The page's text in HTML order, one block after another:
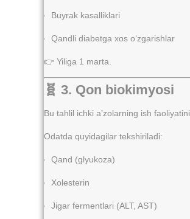
Buyrak kasalliklari
Qandli diabetga xos o‘zgarishlar
👉 Yiliga 1 marta.
🧬 3. Qon biokimyosi
Bu tahlil ichki a’zolarning ish faoliyatini
Odatda quyidagilar tekshiriladi:
Qand (glyukoza)
Xolesterin
Jigar fermentlari (ALT, AST)